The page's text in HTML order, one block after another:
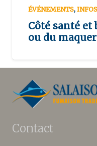
ÉVÉNEMENTS,
Côté santé
ou du
Contact